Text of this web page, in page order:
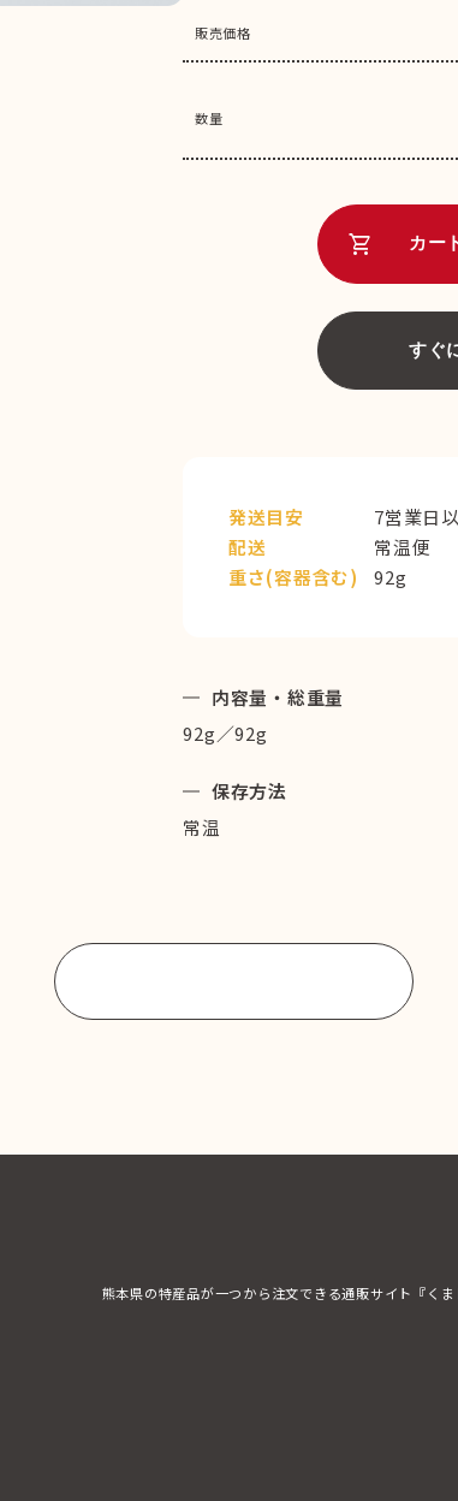
販売価格
数量
shopping_cart カー
すぐ
発送目安
7営業日
配送
常温便
重さ(容器含む)
92g
内容量・総重量
92g／92g
保存方法
常温
熊本県の特産品が一つから注文できる通販サイト『く